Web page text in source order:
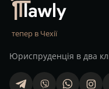
тепер в Чехії
Юриспруденція в два
telegram viber whatsapp finstagram